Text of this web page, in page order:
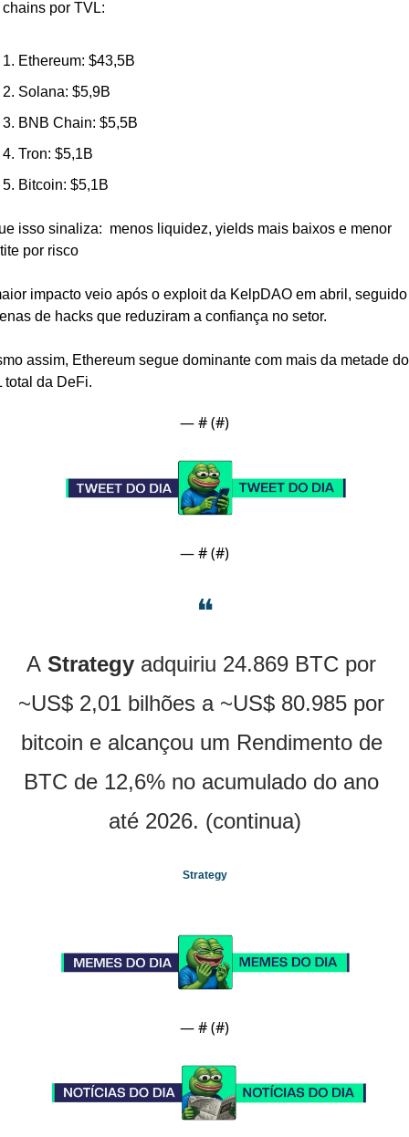
chains por TVL:
Ethereum: $43,5B
Solana: $5,9B
BNB Chain: $5,5B
Tron: $5,1B
Bitcoin: $5,1B
isso sinaliza:  menos liquidez, yields mais baixos e menor
por risco
impacto veio após o exploit da KelpDAO em abril,
de hacks que reduziram a confiança no setor.
assim, Ethereum segue dominante com mais da metade do
total da DeFi.
— # (#)
— # (#)
❝
A Strategy adquiriu 24.869 BTC por
~US$ 2,01 bilhões a ~US$ 80.985 por
bitcoin e alcançou um Rendimento de
BTC de 12,6% no acumulado do ano
até 2026. (continua)
Strategy
— # (#)